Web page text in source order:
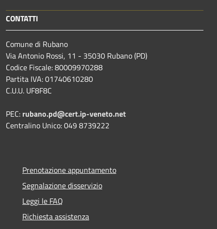
CONTATTI
Comune di Rubano
Via Antonio Rossi, 11 - 35030 Rubano (PD)
Codice Fiscale: 80009970288
Partita IVA: 01740610280
C.U.U. UF8F8C
PEC: rubano.pd@cert.ip-veneto.net
Centralino Unico: 049 8739222
Prenotazione appuntamento
Segnalazione disservizio
Leggi le FAQ
Richiesta assistenza